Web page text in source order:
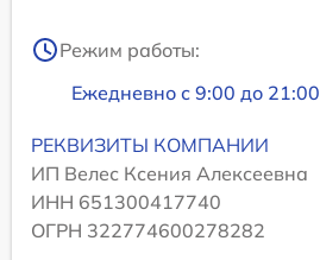
Режим работы:
Ежедневно с 9:00 до 21:00
РЕКВИЗИТЫ КОМПАНИИ
ИП Велес Ксения Алексеевна
ИНН 651300417740
ОГРН 322774600278282